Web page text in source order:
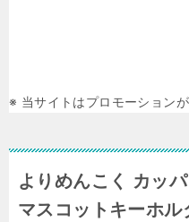
※ 当サイトはプロモーションが
よりめんこく カッ
マスコットキーホル